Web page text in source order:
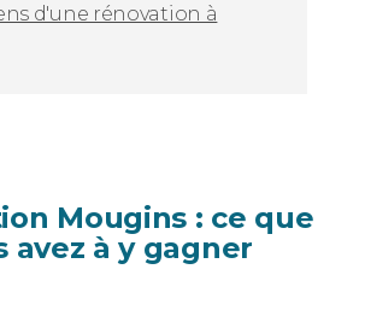
d'une rénovation à
Mougins : ce que
avez à y gagner